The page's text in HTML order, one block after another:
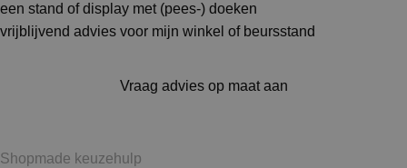
een stand of display met (pees-) doeken
vrijblijvend advies voor mijn winkel of beursstand
Vraag advies op maat aan
Shopmade keuzehulp